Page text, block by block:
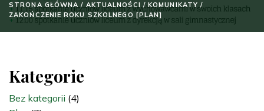
STRONA GŁÓWNA / AKTUALNOŚCI /KOMUNIKATY /
ZAKOŃCZENIE ROKU SZKOLNEGO [PLAN]
Kategorie
Bez kategorii (4)